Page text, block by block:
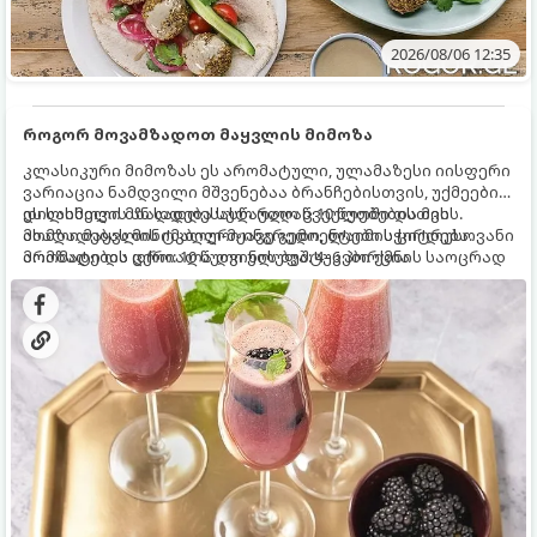
2026/08/06 12:35
როგორ მოვამზადოთ მაყვლის მიმოზა
კლასიკური მიმოზას ეს არომატული, ულამაზესი იისფერი
ვარიაცია ნამდვილი მშვენებაა ბრანჩებისთვის, უქმეების
დილისთვის ან სადღესასწაულო წვეულებებისთვის.
ახალი მაყვლის ტკბილ-მჟავე გემო, ლაიმის ციტრუსოვანი
არომატი და ცქრიალა ღვინის ბუშტუკები ქმნის საოცრად
დახვეწილ და მაგრილებელ კოქტეილს.
ეს სასმელი მზადდება სულ რაღაც 10 წუთში და მის
მომზადებას მინიმალური ინგრედიენტები სჭირდება.
მომზადების დრო: 10 წუთი ულუფა: 4–6 პორცია